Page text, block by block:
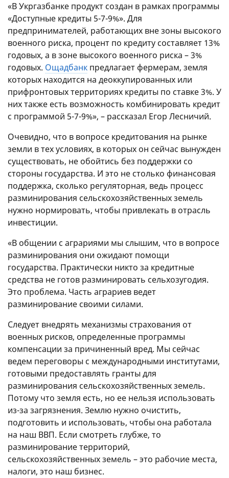
«В Укргазбанке продукт создан в рамках программы
«Доступные кредиты 5-7-9%». Для
предпринимателей, работающих вне зоны высокого
военного риска, процент по кредиту составляет 13%
годовых, а в зоне высокого военного риска – 3%
годовых. Ощадбанк предлагает фермерам, земля
которых находится на деоккупированных или
прифронтовых территориях кредиты по ставке 3%. У
них также есть возможность комбинировать кредит
с программой 5-7-9%», – рассказал Егор Лесничий.
Очевидно, что в вопросе кредитования на рынке
земли в тех условиях, в которых он сейчас вынужден
существовать, не обойтись без поддержки со
стороны государства. И это не столько финансовая
поддержка, сколько регуляторная, ведь процесс
разминирования сельскохозяйственных земель
нужно нормировать, чтобы привлекать в отрасль
инвестиции.
«В общении с аграриями мы слышим, что в вопросе
разминирования они ожидают помощи
государства. Практически никто за кредитные
средства не готов разминировать сельхозугодия.
Это проблема. Часть аграриев ведет
разминирование своими силами.
Следует внедрять механизмы страхования от
военных рисков, определенные программы
компенсации за причиненный вред. Мы сейчас
ведем переговоры с международными институтами,
готовыми предоставлять гранты для
разминирования сельскохозяйственных земель.
Потому что земля есть, но ее нельзя использовать
из-за загрязнения. Землю нужно очистить,
подготовить и использовать, чтобы она работала
на наш ВВП. Если смотреть глубже, то
разминирование территорий,
сельскохозяйственных земель – это рабочие места,
налоги, это наш бизнес.